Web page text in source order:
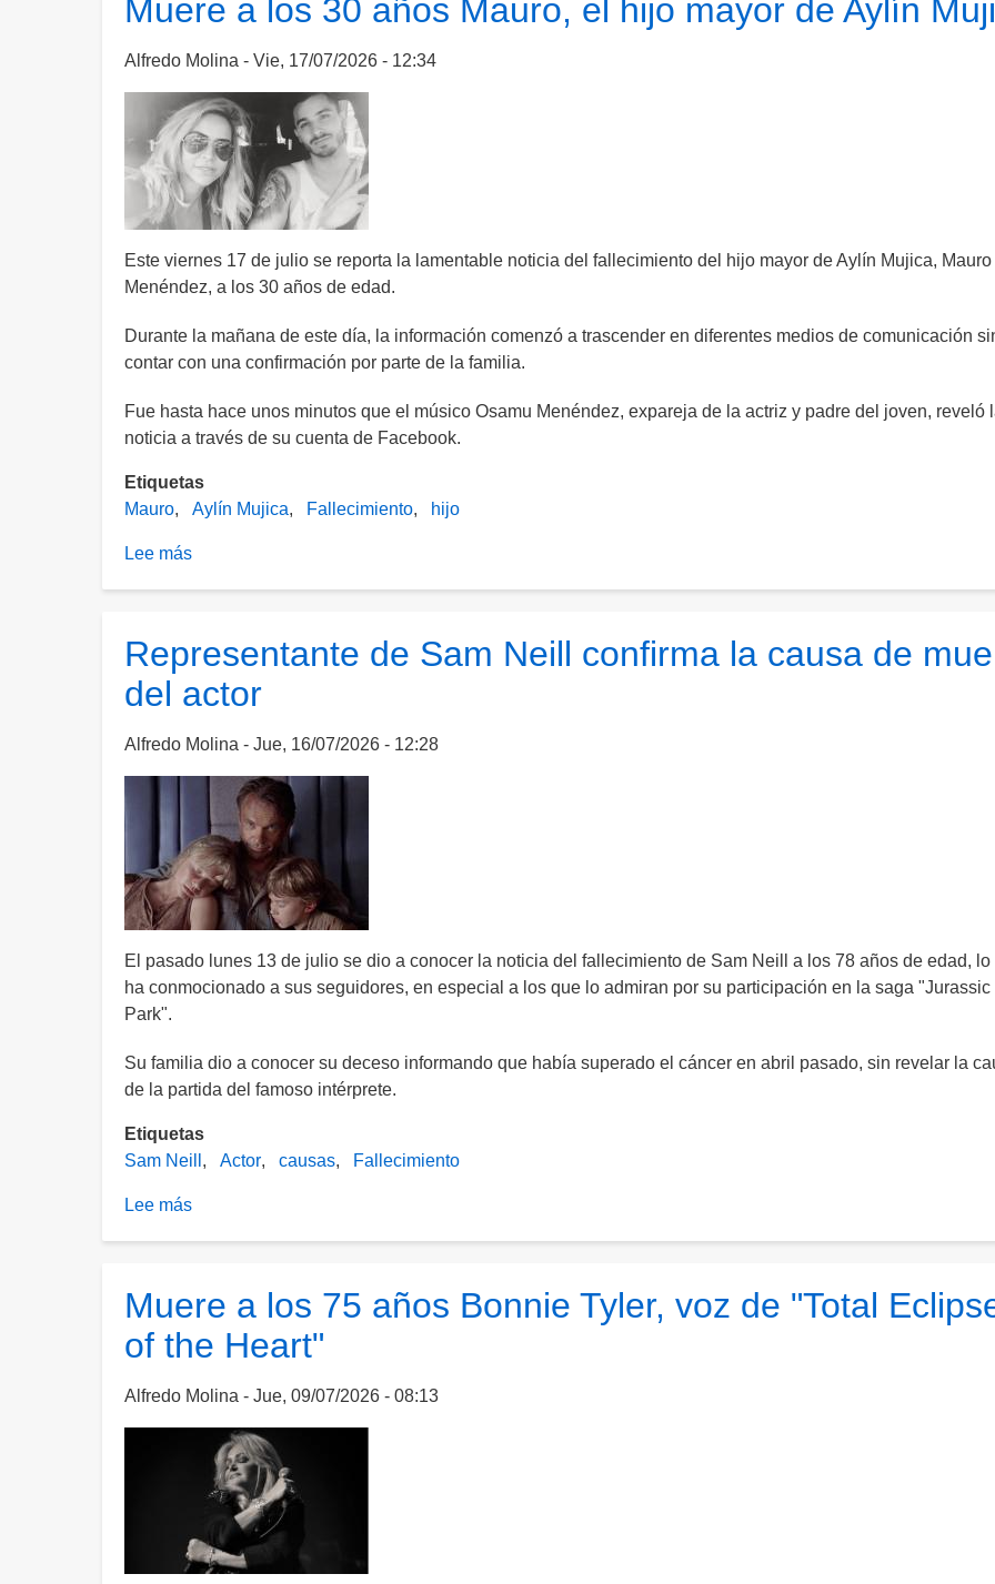
video
los
últimos
momentos
de
su
hijo
Mauro
Muere a los 30 años Mauro, el hijo mayor de Aylín
Alfredo Molina Vie, 17/07/2026 - 12:34
Este viernes 17 de julio se reporta la lamentable noticia del fallecimiento del hijo mayor de Aylín Mujica, Mauro
Menéndez, a los 30 años de edad.
Durante la mañana de este día, la información comenzó a trascender en diferentes medios de comunicación
contar con una confirmación por parte de la familia.
Fue hasta hace unos minutos que el músico Osamu Menéndez, expareja de la actriz y padre del joven, reveló
noticia a través de su cuenta de Facebook.
Etiquetas
Mauro
Aylín Mujica Fallecimiento hijo
Lee más
30
años
el
mayor
de
Aylín
Mujica
Representante de Sam Neill confirma la causa de
del actor
Alfredo Molina Jue, 16/07/2026 - 12:28
El pasado lunes 13 de julio se dio a conocer la noticia del fallecimiento de Sam Neill a los 78 años de edad, lo
ha conmocionado a sus seguidores, en especial a los que lo admiran por su participación en la saga "Jurassic
Park".
Su familia dio a conocer su deceso informando que había superado el cáncer en abril pasado, sin revelar la
de la partida del famoso intérprete.
Etiquetas
Sam Neill
Actor causas Fallecimiento
Lee más
Neill
confirma
causa
muerte
del
actor
Muere a los 75 años Bonnie Tyler, voz de "Total
of the Heart"
Alfredo Molina Jue, 09/07/2026 - 08:13